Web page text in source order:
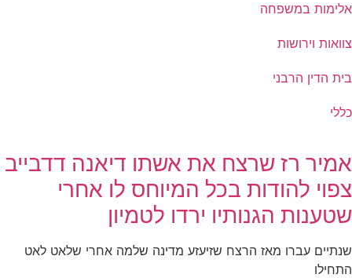
אלימות במשפחה
צוואות וירושות
בית הדין הרבני
כללי
אמיר רז שרצח את אשתו דיאנה דדבייב
צפוי להודות בכל המיוחס לו אחרי
שטענות הגנותיו ירדו לטמיון
שנתיים עברו מאז הרצח שזיעזע מדינה שלמה אחרי שלאט לאט
התחילו